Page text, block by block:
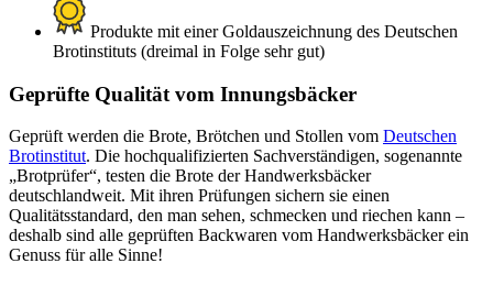
Produkte mit einer Goldauszeichnung des Deutschen
Brotinstituts (dreimal in Folge sehr gut)
Geprüfte Qualität vom Innungsbäcker
Geprüft werden die Brote, Brötchen und Stollen vom Deutschen
Brotinstitut. Die hochqualifizierten Sachverständigen, sogenannte
„Brotprüfer“, testen die Brote der Handwerksbäcker
deutschlandweit. Mit ihren Prüfungen sichern sie einen
Qualitätsstandard, den man sehen, schmecken und riechen kann –
deshalb sind alle geprüften Backwaren vom Handwerksbäcker ein
Genuss für alle Sinne!